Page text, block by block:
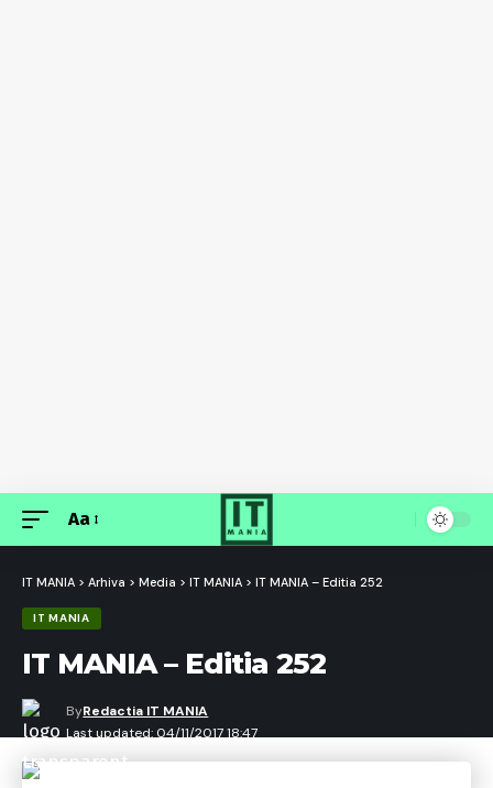
Font
Aa
IT MANIA > Arhiva > Media > IT MANIA > IT MANIA – Editia 252
IT MANIA
IT MANIA – Editia 252
Last updated: 04/11/2017 18:47
ByRedactia IT MANIA